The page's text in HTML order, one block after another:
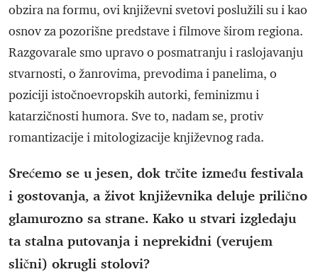
obzira na formu, ovi književni svetovi poslužili su i kao
osnov za pozorišne predstave i filmove širom regiona.
Razgovarale smo upravo o posmatranju i raslojavanju
stvarnosti, o žanrovima, prevodima i panelima, o
poziciji istočnoevropskih autorki, feminizmu i
katarzičnosti humora. Sve to, nadam se, protiv
romantizacije i mitologizacije književnog rada.
Srećemo se u jesen, dok trčite između festivala
i gostovanja, a život književnika deluje prilično
glamurozno sa strane. Kako u stvari izgledaju
ta stalna putovanja i neprekidni (verujem
slični) okrugli stolovi?